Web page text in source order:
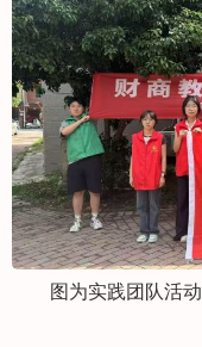
图为实践团队活动